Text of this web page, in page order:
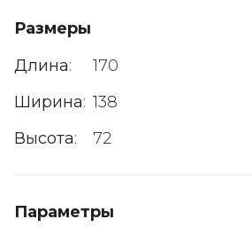
Размеры
Длина:
170
Ширина: 138
Высота: 72
Параметры